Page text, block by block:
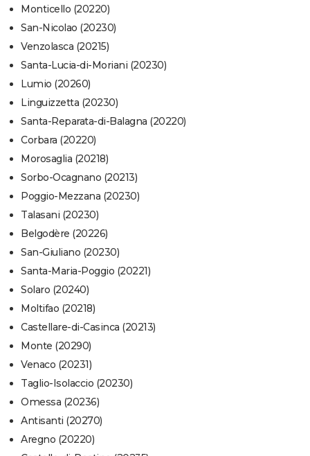
Monticello (20220)
San-Nicolao (20230)
Venzolasca (20215)
Santa-Lucia-di-Moriani (20230)
Lumio (20260)
Linguizzetta (20230)
Santa-Reparata-di-Balagna (20220)
Corbara (20220)
Morosaglia (20218)
Sorbo-Ocagnano (20213)
Poggio-Mezzana (20230)
Talasani (20230)
Belgodère (20226)
San-Giuliano (20230)
Santa-Maria-Poggio (20221)
Solaro (20240)
Moltifao (20218)
Castellare-di-Casinca (20213)
Monte (20290)
Venaco (20231)
Taglio-Isolaccio (20230)
Omessa (20236)
Antisanti (20270)
Aregno (20220)